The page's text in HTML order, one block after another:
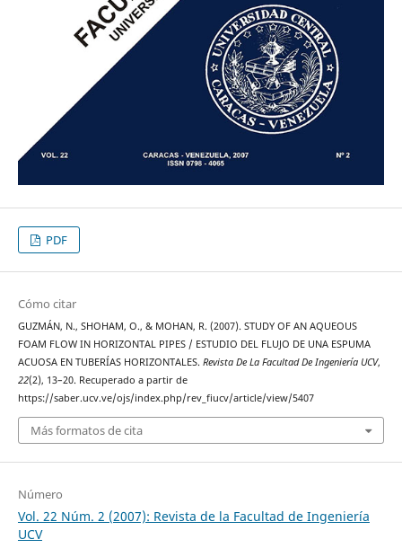
PDF
Cómo citar
GUZMÁN, N., SHOHAM, O., & MOHAN, R. (2007). STUDY OF AN AQUEOUS
FOAM FLOW IN HORIZONTAL PIPES / ESTUDIO DEL FLUJO DE UNA ESPUMA
ACUOSA EN TUBERÍAS HORIZONTALES. Revista De La Facultad De Ingeniería UCV,
22(2), 13–20. Recuperado a partir de
https://saber.ucv.ve/ojs/index.php/rev_fiucv/article/view/5407
Más formatos de cita
Número
Vol. 22 Núm. 2 (2007): Revista de la Facultad de Ingeniería
UCV